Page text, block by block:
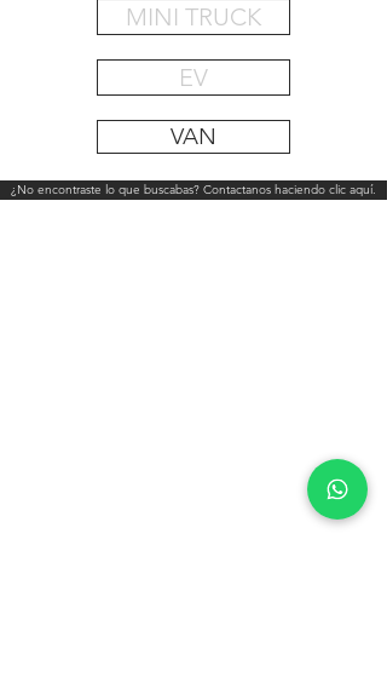
MINI TRUCK
EV
VAN
¿No encontraste lo que buscabas? Contactanos haciendo clic aquí.